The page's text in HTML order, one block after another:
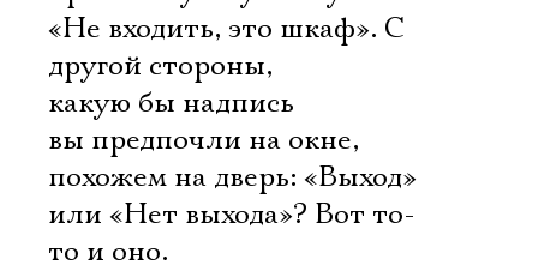
«Не входить, это шкаф». С
другой стороны,
какую бы надпись
вы предпочли на окне,
похожем на дверь: «Выход»
или «Нет выхода»? Вот то-
то и оно.